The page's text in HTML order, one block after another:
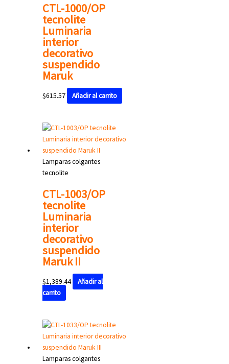
CTL-1000/OP
tecnolite
Luminaria
interior
decorativo
suspendido
Maruk
$615.57 Añadir al carrito
Lamparas colgantes
tecnolite
CTL-1003/OP
tecnolite
Luminaria
interior
decorativo
suspendido
Maruk II
$1,389.44
Añadir al
carrito
Lamparas colgantes